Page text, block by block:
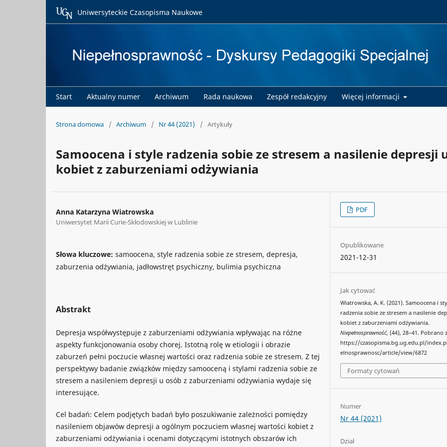
Start Aktualny numer Archiwum Rada naukowa Zespół redakcyjny Więcej informacji
Uniwersyteckie Czasopisma Naukowe
Strona domowa / Archiwum / Nr 44 (2021) / Artykuły
Samoocena i style radzenia sobie ze stresem a nasilenie depresji
kobiet z zaburzeniami odżywiania
Anna Katarzyna Wiatrowska
Uniwersytet Marii Curie-Skłodowskiej w Lublinie
Słowa kluczowe: samoocena, style radzenia sobie ze stresem, depresja,
zaburzenia odżywiania, jadłowstręt psychiczny, bulimia psychiczna
Abstrakt
Depresja współwystępuje z zaburzeniami odżywiania wpływając na różne
aspekty funkcjonowania osoby chorej. Istotną rolę w etiologii i obrazie
zaburzeń pełni poczucie własnej wartości oraz radzenia sobie ze stresem. Z tej
perspektywy badanie związków między samooceną i stylami radzenia sobie ze
stresem a nasileniem depresji u osób z zaburzeniami odżywiania wydaje się
interesujące.
Cel badań: Celem podjętych badań było poszukiwanie zależności pomiędzy
nasileniem objawów depresji a ogólnym poczuciem własnej wartości kobiet z
zaburzeniami odżywiania i ocenami dotyczącymi istotnych obszarów ich
PDF
Opublikowane
2021-12-31
Jak cytować
Wiatrowska, A. K. (2021). Samoocena i
radzenia sobie ze stresem a nasilenie
kobiet z zaburzeniami odżywiania.
Niepełnosprawność, (44), 28–41. Pobrano z
https://czasopisma.bg.ug.edu.pl/
elnosprawnosc/article/view/6872
Formaty cytowań
Numer
Nr 44 (2021)
Dział